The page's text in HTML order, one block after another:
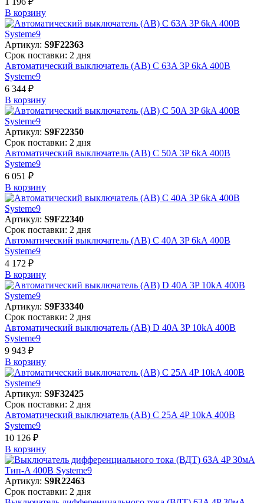
В корзинy
Артикул: S9F22363
Срок поставки: 2 дня
Автоматический выключатель (АВ) C 63A 3P 6kA 400В
Systeme9
6 344 ₽
В корзинy
Артикул: S9F22350
Срок поставки: 2 дня
Автоматический выключатель (АВ) C 50A 3P 6kA 400В
Systeme9
6 051 ₽
В корзинy
Артикул: S9F22340
Срок поставки: 2 дня
Автоматический выключатель (АВ) C 40A 3P 6kA 400В
Systeme9
4 172 ₽
В корзинy
Артикул: S9F33340
Срок поставки: 2 дня
Автоматический выключатель (АВ) D 40A 3P 10kA 400В
Systeme9
9 943 ₽
В корзинy
Артикул: S9F32425
Срок поставки: 2 дня
Автоматический выключатель (АВ) C 25A 4P 10kA 400В
Systeme9
10 126 ₽
В корзинy
Артикул: S9R22463
Срок поставки: 2 дня